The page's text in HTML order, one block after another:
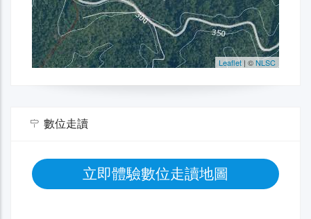
數位走讀
立即體驗數位走讀地圖